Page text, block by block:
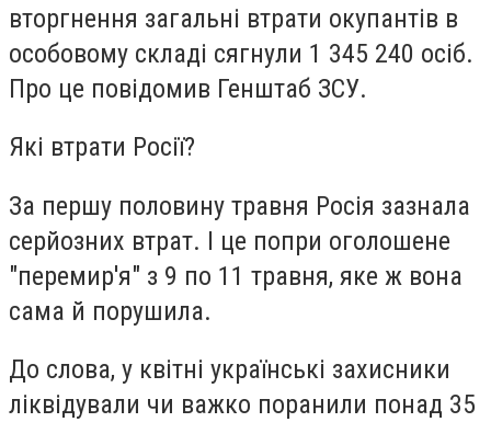
вторгнення загальні втрати окупантів в
особовому складі сягнули 1 345 240 осіб.
Про це повідомив Генштаб ЗСУ.
Які втрати Росії?
За першу половину травня Росія зазнала
серйозних втрат. І це попри оголошене
"перемир'я" з 9 по 11 травня, яке ж вона
сама й порушила.
До слова, у квітні українські захисники
ліквідували чи важко поранили понад 35